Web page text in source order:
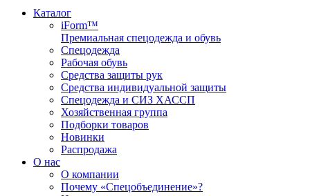
Каталог
iForm™
Премиальная спецодежда и обувь
Спецодежда
Рабочая обувь
Средства защиты рук
Средства индивидуальной защиты
Спецодежда и СИЗ ХАССП
Хозяйственная группа
Подборки товаров
Новинки
Распродажа
О нас
О компании
Почему «Спецобъединение»?